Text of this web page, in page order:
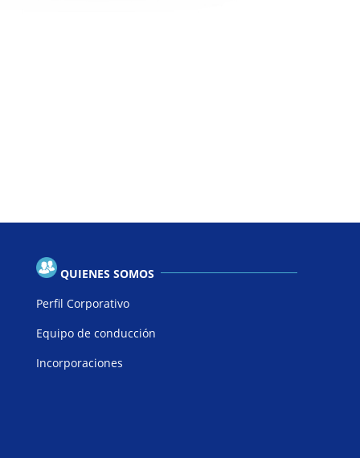
QUIENES SOMOS
Perfil Corporativo
Equipo de conducción
Incorporaciones